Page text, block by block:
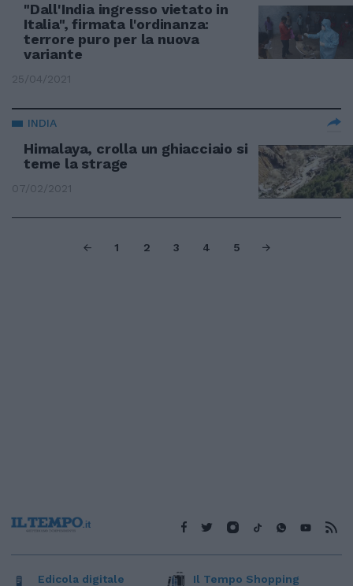
"Dall'India ingresso vietato in
Italia", firmata l'ordinanza:
terrore puro per la nuova
variante
25/04/2021
INDIA
Himalaya, crolla un ghiacciaio si
teme la strage
07/02/2021
1 2 3 4 5
Edicola digitale Il Tempo Shopping